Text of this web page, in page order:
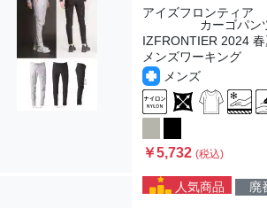
アイズフロンティア
カーゴパン
IZFRONTIER 2024 春
メンズワーキング
メンズ
￥5,732(税込)
人気商品 廃